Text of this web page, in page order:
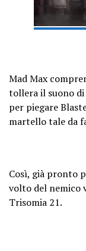
Mad Max
tollera il suono di
per piegare
martello tale da
Così, già pronto
volto del nemico
Trisomia 21.